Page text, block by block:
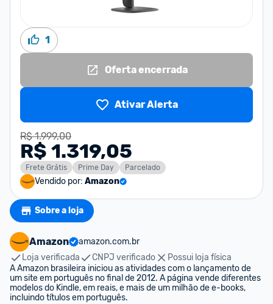
1
Oferta encerrada
Ativar Alerta
R$ 1.999,00
R$ 1.319,05
Frete Grátis Prime Day Parcelado
Vendido por: Amazon
Sobre a loja
Amazon
amazon.com.br
Loja verificada
CNPJ verificado
Possui loja física
A Amazon brasileira iniciou as atividades com o lançamento de
um site em português no final de 2012. A página vende diferentes
modelos do Kindle, em reais, e mais de um milhão de e-books,
incluindo títulos em português.